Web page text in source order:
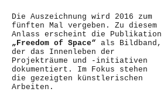
Die Auszeichnung wird 2016 zum
fünften Mal vergeben. Zu diesem
Anlass erscheint die Publikation
„Freedom of Space“ als Bildband,
der das Innenleben der
Projekträume und -initiativen
dokumentiert. Im Fokus stehen
die gezeigten künstlerischen
Arbeiten.